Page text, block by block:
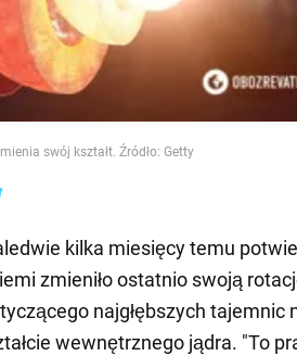
swój kształt. Źródło: Getty
kilka miesięcy temu
zmieniło ostatnio swoją
najgłębszych tajemnic
wewnętrznego jądra. "To